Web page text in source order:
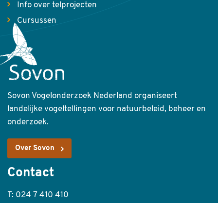
Info over telprojecten
Cursussen
Sovon Vogelonderzoek Nederland organiseert
landelijke vogeltellingen voor natuurbeleid, beheer en
onderzoek.
Over Sovon
Contact
T: 024 7 410 410